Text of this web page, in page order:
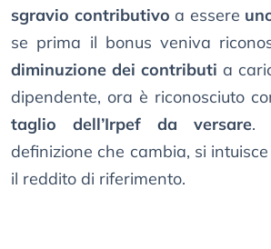
sgravio contributivo a essere
se prima il bonus veniva
diminuzione dei contributi a
dipendente, ora è riconosciuto
taglio dell’Irpef da versare.
definizione che cambia, si
il reddito di riferimento.